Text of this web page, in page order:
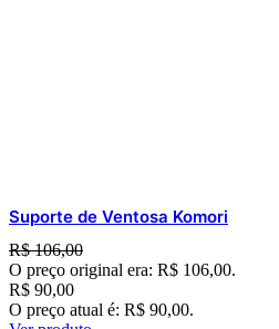
Suporte de Ventosa Komori
R$106,00
O preço original era: R$ 106,00.
R$ 90,00
O preço atual é: R$ 90,00.